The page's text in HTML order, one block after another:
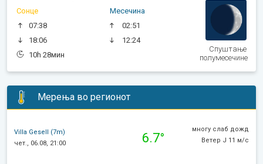
Сонце
07:38
18:06
10h 28мин
Месечина
02:51
12:24
Спуштање
полумесечине
Мерења во регионот
Villa Gesell (7m)
чет., 06.08, 21:00
6.7°
многу слаб дожд
Ветер J 11 м/с